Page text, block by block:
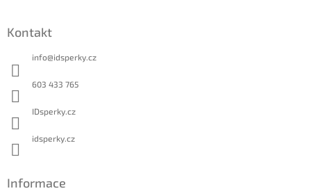
Kontakt
info@idsperky.cz
603 433 765
IDsperky.cz
idsperky.cz
Informace